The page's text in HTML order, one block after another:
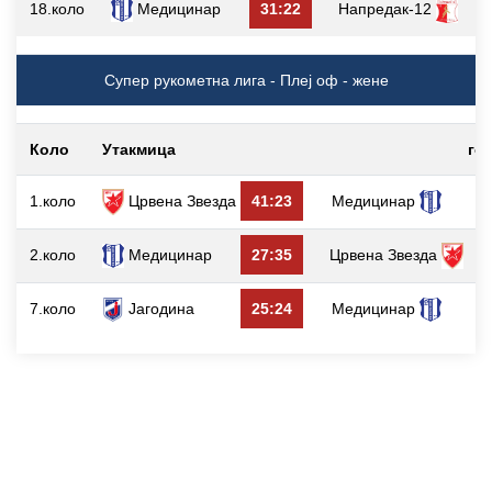
18.коло Медицинар 31:22 Напредак-12
Супер рукометна лига - Плеј оф - жене
Коло Утакмица
1.коло Црвена Звезда 41:23 Медицинар
2.коло Медицинар 27:35 Црвена Звезда
7.коло Јагодина 25:24 Медицинар